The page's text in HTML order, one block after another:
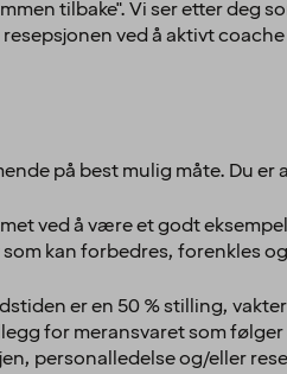
tilbake". Vi ser etter deg
ved å aktivt
på best mulig måte. Du
ved å være et godt
kan forbedres, forenkles
er en 50 % stilling,
for meransvaret som
personalledelse og/eller